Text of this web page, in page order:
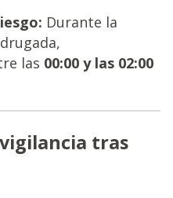
Durante la
las 00:00 y las 02:00
tras